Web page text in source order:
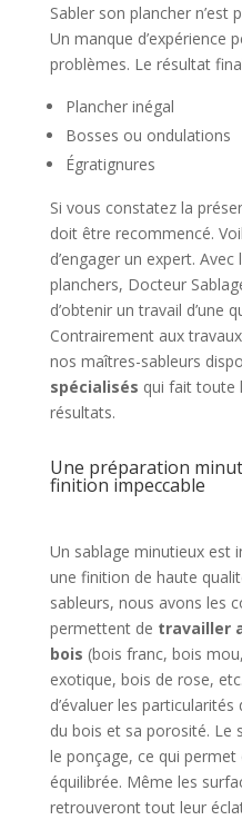
Sabler son planchern’est
Un manque d’expérience
problèmes. Le résultat
Plancher inégal
Bosses ou ondulations
Égratignures
Si vous constatez la
doit être recommencé.
d’engager un expert. Avec
planchers, Docteur
d’obtenir un travail d’une
Contrairement aux
nos maîtres-sableurs
spécialisés qui fait toute
résultats.
Une préparation
finition impeccable
Un sablage minutieux est
une finition de haute
sableurs, nous avons les
permettent de travailler
bois (bois franc, bois
exotique, bois de rose,
d’évaluer les
du bois et sa porosité. Le
le ponçage, ce qui permet
équilibrée. Même les
retrouveront tout leur